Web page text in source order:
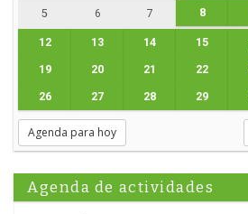
5 6 7 8
12 13 14 15
19 20 21 22
26 27 28 29
Agenda para hoy
Agenda de actividades